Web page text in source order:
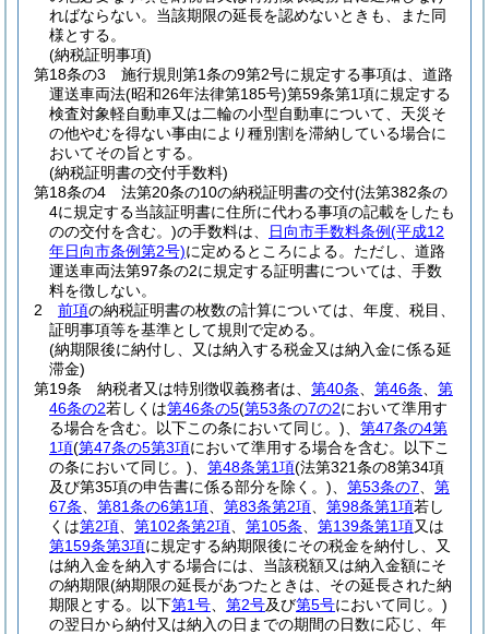
ればならない。 当該期限の延長を認めないときも、また同
様とする。
(納税証明事項)
第18条の3
施行規則第1条の9第2号に規定する事項は、道路
運送車両法(昭和26年法律第185号)第59条第1項に規定する
検査対象軽自動車又は二輪の小型自動車について、天災そ
の他やむを得ない事由により種別割を滞納している場合に
おいてその旨とする。
(納税証明書の交付手数料)
第18条の4
法第20条の10の納税証明書の交付(法第382条の
4に規定する当該証明書に住所に代わる事項の記載をしたも
のの交付を含む。)の手数料は、 日向市手数料条例(平成12
年日向市条例第2号)に定めるところによる。 ただし、道路
運送車両法第97条の2に規定する証明書については、手数
料を徴しない。
2
前項の納税証明書の枚数の計算については、年度、税目、
証明事項等を基準として規則で定める。
(納期限後に納付し、又は納入する税金又は納入金に係る延
滞金)
第19条
納税者又は特別徴収義務者は、 第40条 第46条
第
46条の2若しくは第46条の5(第53条の7の2において準用す
る場合を含む。以下この条において同じ。)
第47条の4第
1項(第47条の5第3項において準用する場合を含む。以下こ
の条において同じ。)
第48条第1項(法第321条の8第34項
及び第35項の申告書に係る部分を除く。)
第53条の7
第
67条
第81条の6第1項 第83条第2項 第98条第1項若し
くは第2項 第102条第2項 第105条 第139条第1項又は
第159条第3項に規定する納期限後にその税金を納付し、又
は納入金を納入する場合には、当該税額又は納入金額にそ
の納期限(納期限の延長があつたときは、その延長された納
期限とする。以下第1号 第2号及び第5号において同じ。)
の翌日から納付又は納入の日までの期間の日数に応じ、年